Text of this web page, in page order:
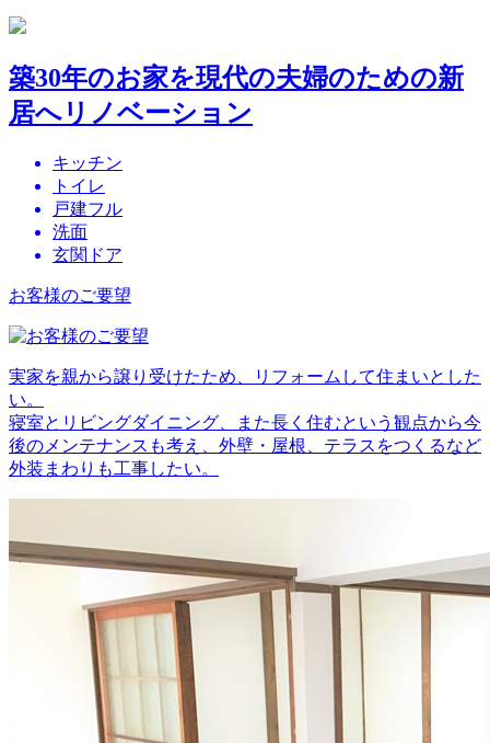
築30年のお家を現代の夫婦のための新
居へリノベーション
キッチン
トイレ
戸建フル
洗面
玄関ドア
お客様のご要望
実家を親から譲り受けたため、リフォームして住まいとした
い。
寝室とリビングダイニング、また長く住むという観点から今
後のメンテナンスも考え、外壁・屋根、テラスをつくるなど
外装まわりも工事したい。